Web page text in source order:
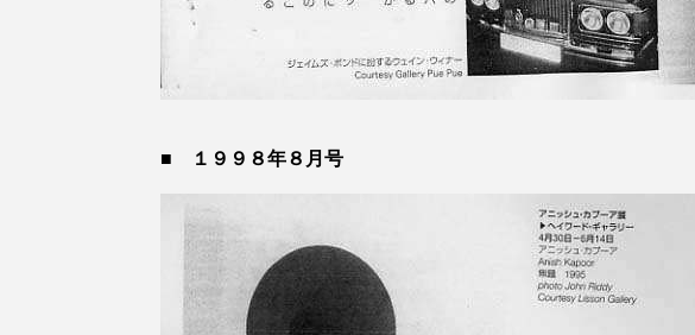
■ １９９８年８月号